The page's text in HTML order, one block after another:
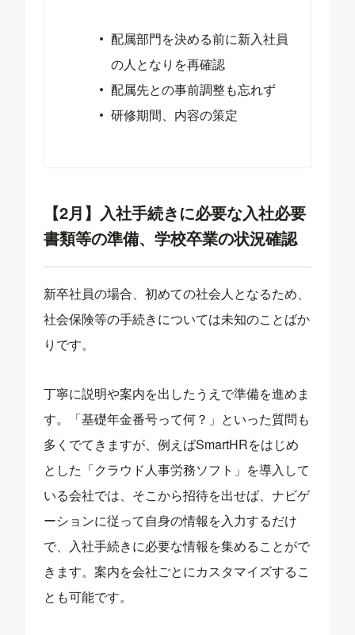
配属部門を決める前に新入社員
の人となりを再確認
配属先との事前調整も忘れず
研修期間、内容の策定
【2月】入社手続きに必要な入社必要
書類等の準備、学校卒業の状況確認
新卒社員の場合、初めての社会人となるため、
社会保険等の手続きについては未知のことばか
りです。
丁寧に説明や案内を出したうえで準備を進めま
す。「基礎年金番号って何？」といった質問も
多くでてきますが、例えばSmartHRをはじめ
とした「クラウド人事労務ソフト」を導入して
いる会社では、そこから招待を出せば、ナビゲ
ーションに従って自身の情報を入力するだけ
で、入社手続きに必要な情報を集めることがで
きます。案内を会社ごとにカスタマイズするこ
とも可能です。